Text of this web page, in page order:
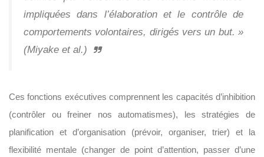
impliquées dans l’élaboration et le contrôle de
comportements volontaires, dirigés vers un but. »
(Miyake et al.)
Ces fonctions exécutives comprennent les capacités d’inhibition
(contrôler ou freiner nos automatismes), les stratégies de
planification et d’organisation (prévoir, organiser, trier) et la
flexibilité mentale (changer de point d’attention, passer d’une